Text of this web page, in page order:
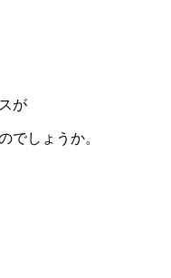
が
でしょうか。